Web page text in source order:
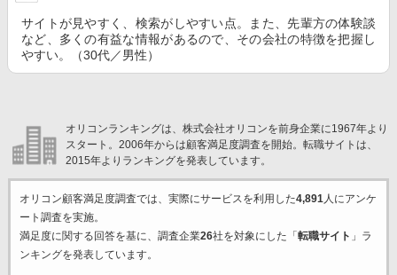
サイトが見やすく、検索がしやすい点。また、先輩方の体験談
など、多くの有益な情報があるので、その会社の特徴を把握し
やすい。（30代／男性）
オリコンランキングは、株式会社オリコンを前身企業に1967年より
スタート。2006年からは顧客満足度調査を開始。転職サイトは、
2015年よりランキングを発表しています。
オリコン顧客満足度調査では、実際にサービスを利用した4,891人にアンケ
ート調査を実施。
満足度に関する回答を基に、調査企業26社を対象にした「 転職サイト 」ラ
ンキングを発表しています。